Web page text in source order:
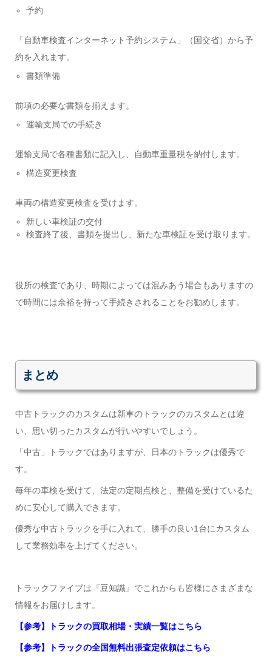
予約
「自動車検査インターネット予約システム」（国交省）から予
約を入れます。
書類準備
前項の必要な書類を揃えます。
運輸支局での手続き
運輸支局で各種書類に記入し、自動車重量税を納付します。
構造変更検査
車両の構造変更検査を受けます。
新しい車検証の交付
検査終了後、書類を提出し、新たな車検証を受け取ります。
役所の検査であり、時期によっては混みあう場合もありますの
で時間には余裕を持って手続きされることをお勧めします。
まとめ
中古トラックのカスタムは新車のトラックのカスタムとは違
い、思い切ったカスタムが行いやすいでしょう。
「中古」トラックではありますが、日本のトラックは優秀で
す。
毎年の車検を受けて、法定の定期点検と、整備を受けているた
めに安心して購入できます。
優秀な中古トラックを手に入れて、勝手の良い1台にカスタム
して業務効率を上げてください。
トラックファイブは『豆知識』でこれからも皆様にさまざまな
情報をお届けします。
【参考】トラックの買取相場・実績一覧はこちら
【参考】トラックの全国無料出張査定依頼はこちら